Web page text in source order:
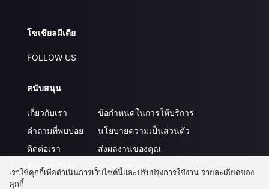
โซเชียลมีเดีย
FOLLOW US
สนับสนุน
เกี่ยวกับเรา
คำถามที่พบบ่อย
ติดต่อเรา
อัปเกรด วีไอพี
ข้อกำหนดในการให้บริการ
นโยบายความเป็นส่วนตัว
ส่งผลงานของคุณ
ร่วมงานกับเรา
เราใช้คุกกี้เพื่อดำเนินการเว็บไซต์นี้และปรับปรุงการใช้งาน รายละเอียดของ
คุกกี้